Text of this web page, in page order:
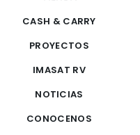
CASH & CARRY
PROYECTOS
IMASAT RV
NOTICIAS
CONOCENOS